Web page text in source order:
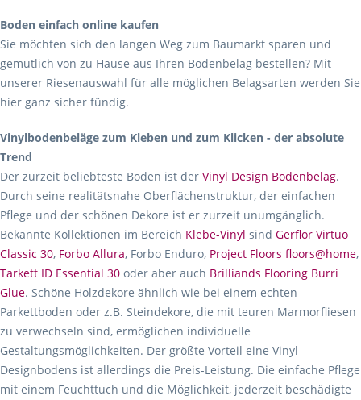
Boden einfach online kaufen
Sie möchten sich den langen Weg zum Baumarkt sparen und
gemütlich von zu Hause aus Ihren Bodenbelag bestellen? Mit
unserer Riesenauswahl für alle möglichen Belagsarten werden Sie
hier ganz sicher fündig.
Vinylbodenbeläge zum Kleben und zum Klicken - der absolute
Trend
Der zurzeit beliebteste Boden ist der Vinyl Design Bodenbelag.
Durch seine realitätsnahe Oberflächenstruktur, der einfachen
Pflege und der schönen Dekore ist er zurzeit unumgänglich.
Bekannte Kollektionen im Bereich Klebe-Vinyl sind Gerflor Virtuo
Classic 30, Forbo Allura, Forbo Enduro, Project Floors floors@home,
Tarkett ID Essential 30 oder aber auch Brilliands Flooring Burri
Glue. Schöne Holzdekore ähnlich wie bei einem echten
Parkettboden oder z.B. Steindekore, die mit teuren Marmorfliesen
zu verwechseln sind, ermöglichen individuelle
Gestaltungsmöglichkeiten. Der größte Vorteil eine Vinyl
Designbodens ist allerdings die Preis-Leistung. Die einfache Pflege
mit einem Feuchttuch und die Möglichkeit, jederzeit beschädigte